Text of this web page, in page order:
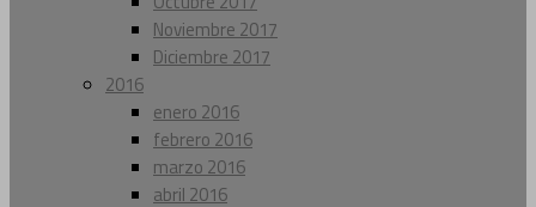
Noviembre 2017
Diciembre 2017
2016
enero 2016
febrero 2016
marzo 2016
abril 2016